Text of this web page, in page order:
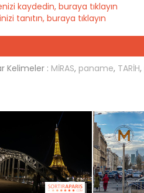
kaydedin, buraya tıklayın
tanıtın, buraya tıklayın
Kelimeler : MİRAS, paname, TARİH,